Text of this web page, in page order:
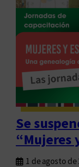
u
r
s
o
/
t
a
l
r
“
a
b
r
a
t
o
r
i
o
d
e
e
Se
“Mujeres
1 de agosto de